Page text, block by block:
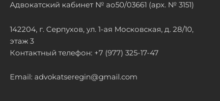
Адвокатский кабинет № ао50/03661 (арх. № 3151)
142204, г. Серпухов, ул. 1-ая Московская, д. 28/10,
этаж 3
Контактный телефон: +7 (977) 325-17-47
Email: advokatseregin@gmail.com